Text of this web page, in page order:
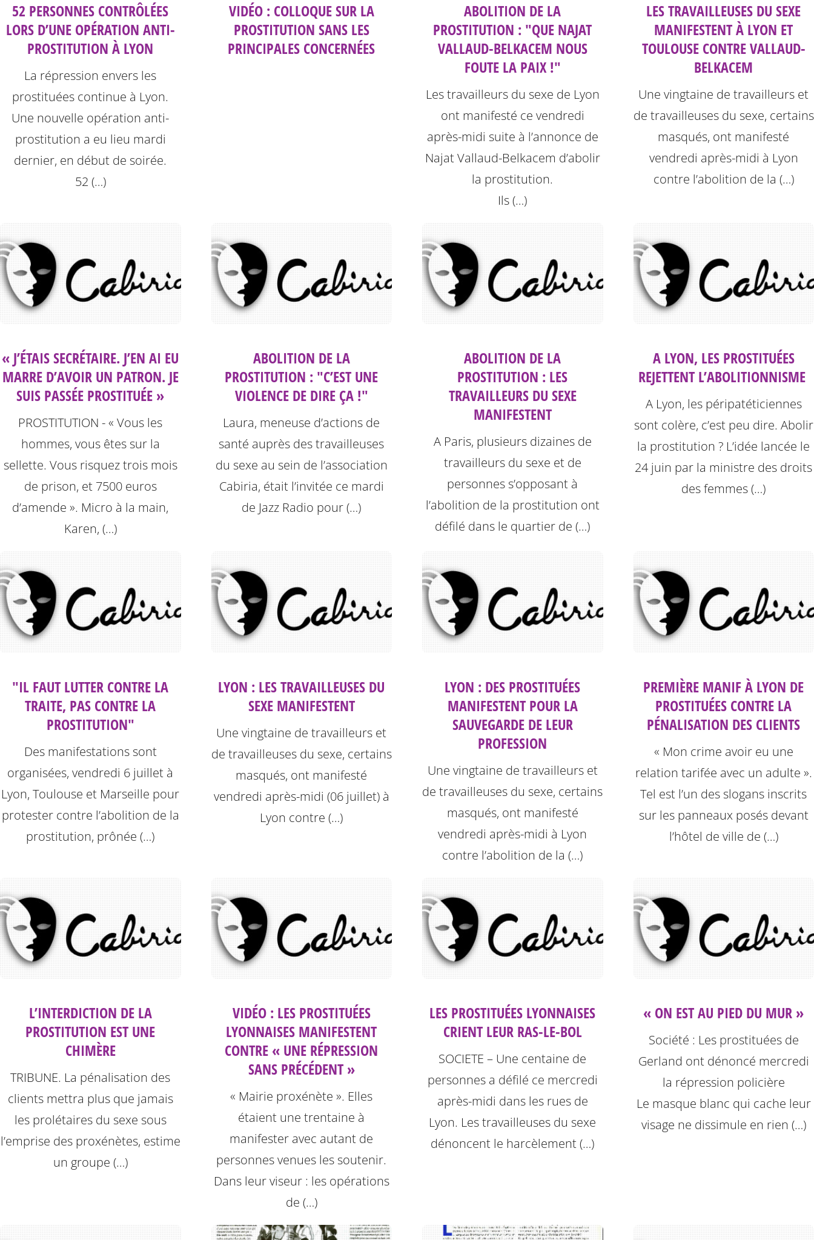
52 PERSONNES CONTRÔLÉES
LORS D’UNE OPÉRATION ANTI-
PROSTITUTION À LYON
La répression envers les
prostituées continue à Lyon.
Une nouvelle opération anti-
prostitution a eu lieu mardi
dernier, en début de soirée.
52 (…)
VIDÉO : COLLOQUE SUR LA
PROSTITUTION SANS LES
PRINCIPALES CONCERNÉES
ABOLITION DE LA
PROSTITUTION : "QUE NAJAT
VALLAUD-BELKACEM NOUS
FOUTE LA PAIX !"
Les travailleurs du sexe de Lyon
ont manifesté ce vendredi
après-midi suite à l’annonce de
Najat Vallaud-Belkacem d’abolir
la prostitution.
Ils (…)
LES TRAVAILLEUSES DU SEXE
MANIFESTENT À LYON ET
TOULOUSE CONTRE VALLAUD-
BELKACEM
Une vingtaine de travailleurs et
de travailleuses du sexe, certains
masqués, ont manifesté
vendredi après-midi à Lyon
contre l’abolition de la (…)
« J’ÉTAIS SECRÉTAIRE. J’EN AI EU
MARRE D’AVOIR UN PATRON. JE
SUIS PASSÉE PROSTITUÉE »
PROSTITUTION - « Vous les
hommes, vous êtes sur la
sellette. Vous risquez trois mois
de prison, et 7500 euros
d’amende ». Micro à la main,
Karen, (…)
ABOLITION DE LA
PROSTITUTION : "C’EST UNE
VIOLENCE DE DIRE ÇA !"
Laura, meneuse d’actions de
santé auprès des travailleuses
du sexe au sein de l’association
Cabiria, était l’invitée ce mardi
de Jazz Radio pour (…)
ABOLITION DE LA
PROSTITUTION : LES
TRAVAILLEURS DU SEXE
MANIFESTENT
A Paris, plusieurs dizaines de
travailleurs du sexe et de
personnes s’opposant à
l’abolition de la prostitution ont
défilé dans le quartier de (…)
A LYON, LES PROSTITUÉES
REJETTENT L’ABOLITIONNISME ‎
A Lyon, les péripatéticiennes
sont colère, c’est peu dire. Abolir
la prostitution ? L’idée lancée le
24 juin par la ministre des droits
des femmes (…)
"IL FAUT LUTTER CONTRE LA
TRAITE, PAS CONTRE LA
PROSTITUTION"
Des manifestations sont
organisées, vendredi 6 juillet à
Lyon, Toulouse et Marseille pour
protester contre l’abolition de la
prostitution, prônée (…)
LYON : LES TRAVAILLEUSES DU
SEXE MANIFESTENT
Une vingtaine de travailleurs et
de travailleuses du sexe, certains
masqués, ont manifesté
vendredi après-midi (06 juillet) à
Lyon contre (…)
LYON : DES PROSTITUÉES
MANIFESTENT POUR LA
SAUVEGARDE DE LEUR
PROFESSION
Une vingtaine de travailleurs et
de travailleuses du sexe, certains
masqués, ont manifesté
vendredi après-midi à Lyon
contre l’abolition de la (…)
PREMIÈRE MANIF À LYON DE
PROSTITUÉES CONTRE LA
PÉNALISATION DES CLIENTS
« Mon crime avoir eu une
relation tarifée avec un adulte ».
Tel est l’un des slogans inscrits
sur les panneaux posés devant
l’hôtel de ville de (…)
L’INTERDICTION DE LA
PROSTITUTION EST UNE
CHIMÈRE
TRIBUNE. La pénalisation des
clients mettra plus que jamais
les prolétaires du sexe sous
l’emprise des proxénètes, estime
un groupe (…)
VIDÉO : LES PROSTITUÉES
LYONNAISES MANIFESTENT
CONTRE « UNE RÉPRESSION
SANS PRÉCÉDENT »
« Mairie proxénète ». Elles
étaient une trentaine à
manifester avec autant de
personnes venues les soutenir.
Dans leur viseur : les opérations
de (…)
LES PROSTITUÉES LYONNAISES
CRIENT LEUR RAS-LE-BOL
SOCIETE – Une centaine de
personnes a défilé ce mercredi
après-midi dans les rues de
Lyon. Les travailleuses du sexe
dénoncent le harcèlement (…)
« ON EST AU PIED DU MUR »
Société : Les prostituées de
Gerland ont dénoncé mercredi
la répression policière
Le masque blanc qui cache leur
visage ne dissimule en rien (…)